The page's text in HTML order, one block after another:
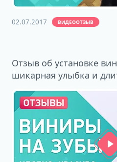
02.07.2017 ВИДЕООТЗЫВ
Отзыв об установке
шикарная улыбка и